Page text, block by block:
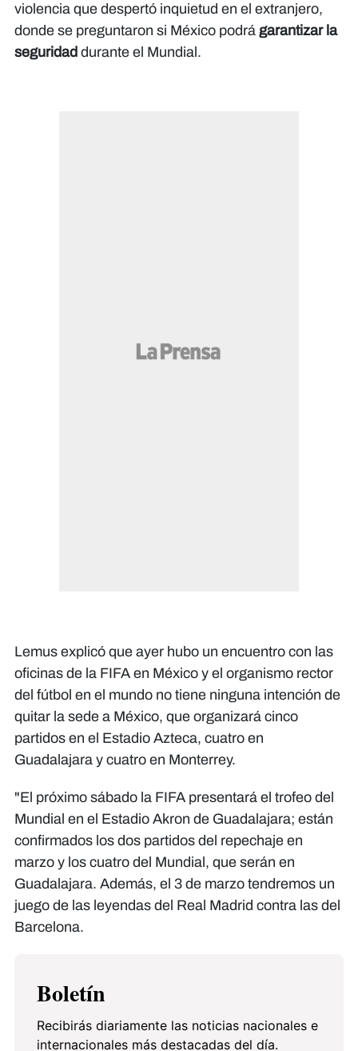
violencia que despertó inquietud en el extranjero,
donde se preguntaron si México podrá garantizar la
seguridad durante el Mundial.
Lemus explicó que ayer hubo un encuentro con las
oficinas de la FIFA en México y el organismo rector
del fútbol en el mundo no tiene ninguna intención de
quitar la sede a México, que organizará cinco
partidos en el Estadio Azteca, cuatro en
Guadalajara y cuatro en Monterrey.
"El próximo sábado la FIFA presentará el trofeo del
Mundial en el Estadio Akron de Guadalajara; están
confirmados los dos partidos del repechaje en
marzo y los cuatro del Mundial, que serán en
Guadalajara. Además, el 3 de marzo tendremos un
juego de las leyendas del Real Madrid contra las del
Barcelona.
Boletín
Recibirás diariamente las noticias nacionales e
internacionales más destacadas del día.